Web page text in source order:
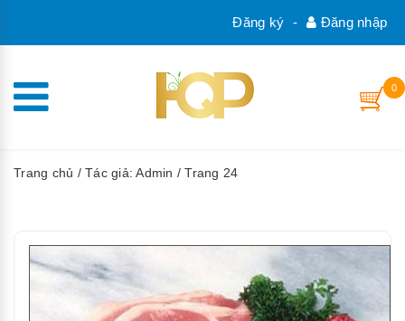
Đăng nhập
-
Đăng ký
0
Trang chủ / Tác giả: Admin / Trang 24